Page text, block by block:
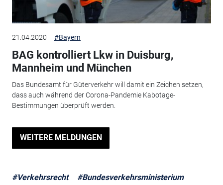
21.04.2020 #Bayern
BAG kontrolliert Lkw in Duisburg,
Mannheim und München
Das Bundesamt für Güterverkehr will damit ein Zeichen setzen,
dass auch während der Corona-Pandemie Kabotage-
Bestimmungen überprüft werden.
WEITERE MELDUNGEN
#Verkehrsrecht #Bundesverkehrsministerium